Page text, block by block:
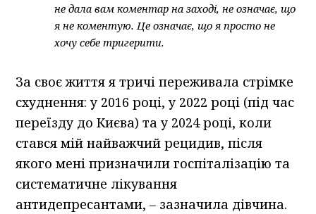
не дала вам коментар на заході, не означає, що
я не коментую. Це означає, що я просто не
хочу себе тригерити.
За своє життя я тричі переживала стрімке
схуднення: у 2016 році, у 2022 році (під час
переїзду до Києва) та у 2024 році, коли
стався мій найважчий рецидив, після
якого мені призначили госпіталізацію та
систематичне лікування
антидепресантами, – зазначила дівчина.